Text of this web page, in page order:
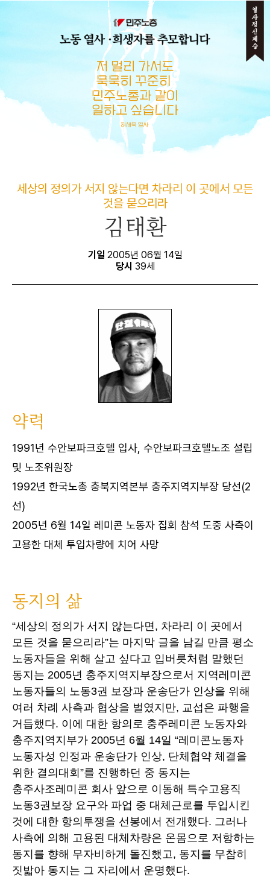
메뉴 건너뛰기
세상의 정의가 서지 않는다면 차라리 이 곳에서 모든
것을 묻으리라
김태환
기일 2005년 06월 14일
당시 39세
약력
1991년 수안보파크호텔 입사, 수안보파크호텔노조 설립
및 노조위원장
1992년 한국노총 충북지역본부 충주지역지부장 당선(2
선)
2005년 6월 14일 레미콘 노동자 집회 참석 도중 사측이
고용한 대체 투입차량에 치어 사망
동지의 삶
“세상의 정의가 서지 않는다면, 차라리 이 곳에서
모든 것을 묻으리라”는 마지막 글을 남길 만큼 평소
노동자들을 위해 살고 싶다고 입버릇처럼 말했던
동지는 2005년 충주지역지부장으로서 지역레미콘
노동자들의 노동3권 보장과 운송단가 인상을 위해
여러 차례 사측과 협상을 벌였지만, 교섭은 파행을
거듭했다. 이에 대한 항의로 충주레미콘 노동자와
충주지역지부가 2005년 6월 14일 “레미콘노동자
노동자성 인정과 운송단가 인상, 단체협약 체결을
위한 결의대회”를 진행하던 중 동지는
충주사조레미콘 회사 앞으로 이동해 특수고용직
노동3권보장 요구와 파업 중 대체근로를 투입시킨
것에 대한 항의투쟁을 선봉에서 전개했다. 그러나
사측에 의해 고용된 대체차량은 온몸으로 저항하는
동지를 향해 무자비하게 돌진했고, 동지를 무참히
짓밟아 동지는 그 자리에서 운명했다.